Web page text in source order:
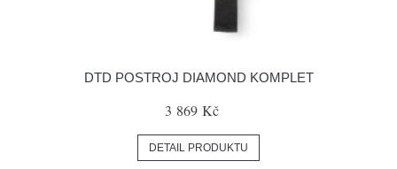
DTD POSTROJ DIAMOND KOMPLET
3 869 Kč
DETAIL PRODUKTU